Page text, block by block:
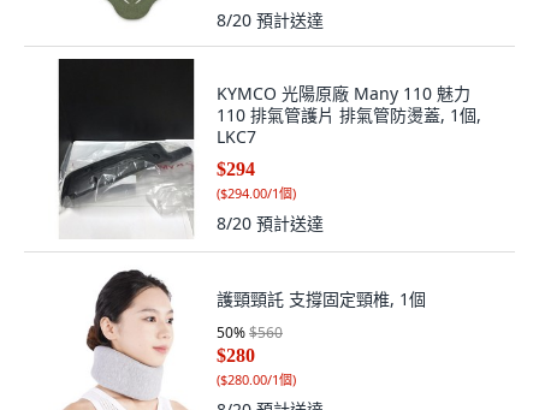
8/20 預計送達
KYMCO 光陽原廠 Many 110 魅力
110 排氣管護片 排氣管防燙蓋, 1個,
LKC7
$294
($294.00/1個)
8/20 預計送達
護頸頸託 支撐固定頸椎, 1個
50%$560
$280
($280.00/1個)